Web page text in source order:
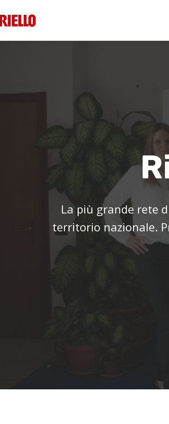
La più grande rete
territorio nazionale.